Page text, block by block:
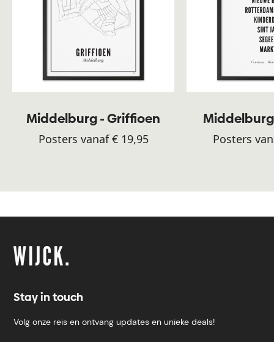
Middelburg - Griffioen
Posters vanaf € 19,95 Posters
Stay in touch
Volg onze reis en ontvang updates en unieke deals!